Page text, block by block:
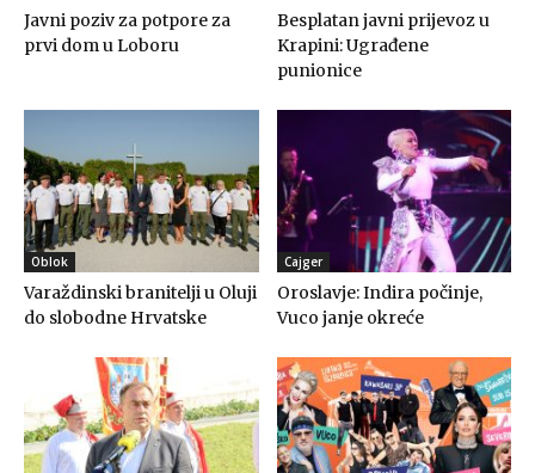
Javni poziv za potpore za
prvi dom u Loboru
Besplatan javni prijevoz u
Krapini: Ugrađene
punionice
Oblok
Varaždinski branitelji u Oluji
do slobodne Hrvatske
Cajger
Oroslavje: Indira počinje,
Vuco janje okreće